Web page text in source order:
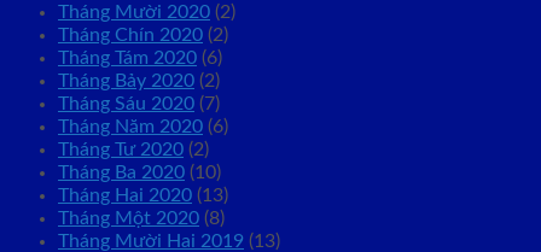
Tháng Mười 2020 (2)
Tháng Chín 2020 (2)
Tháng Tám 2020 (6)
Tháng Bảy 2020 (2)
Tháng Sáu 2020 (7)
Tháng Năm 2020 (6)
Tháng Tư 2020 (2)
Tháng Ba 2020 (10)
Tháng Hai 2020 (13)
Tháng Một 2020 (8)
Tháng Mười Hai 2019 (13)